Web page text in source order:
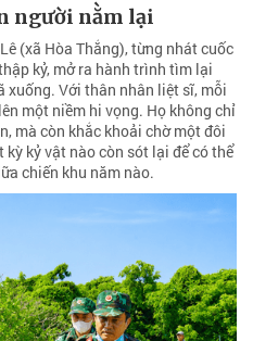
người nằm lại
(xã Hòa Thắng), từng nhát cuốc
kỷ, mở ra hành trình tìm lại
xuống. Với thân nhân liệt sĩ, mỗi
một niềm hi vọng. Họ không chỉ
mà còn khắc khoải chờ một đôi
kỳ kỷ vật nào còn sót lại để có thể
chiến khu năm nào.